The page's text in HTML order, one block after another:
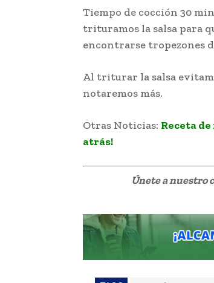
Tiempo de cocción 30
trituramos la salsa para
encontrarse tropezones
Al triturar la salsa
notaremos más.
Otras Noticias: Receta
atrás!
Únete a nuestro